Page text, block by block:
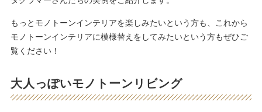
もっとモノトーンインテリアを楽しみたいという方も、これから
モノトーンインテリアに模様替えをしてみたいという方もぜひご
覧ください！
大人っぽいモノトーンリビング